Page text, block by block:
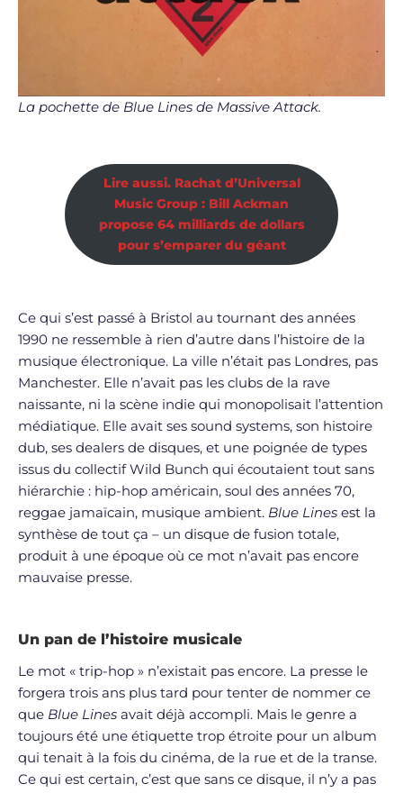
La pochette de Blue Lines de Massive Attack.
Lire aussi. Rachat d’Universal
Music Group : Bill Ackman
propose 64 milliards de dollars
pour s’emparer du géant
Ce qui s’est passé à Bristol au tournant des années
1990 ne ressemble à rien d’autre dans l’histoire de la
musique électronique. La ville n’était pas Londres, pas
Manchester. Elle n’avait pas les clubs de la rave
naissante, ni la scène indie qui monopolisait l’attention
médiatique. Elle avait ses sound systems, son histoire
dub, ses dealers de disques, et une poignée de types
issus du collectif Wild Bunch qui écoutaient tout sans
hiérarchie : hip-hop américain, soul des années 70,
reggae jamaïcain, musique ambient. Blue Lines est la
synthèse de tout ça – un disque de fusion totale,
produit à une époque où ce mot n’avait pas encore
mauvaise presse.
Un pan de l’histoire musicale
Le mot « trip-hop » n’existait pas encore. La presse le
forgera trois ans plus tard pour tenter de nommer ce
que Blue Lines avait déjà accompli. Mais le genre a
toujours été une étiquette trop étroite pour un album
qui tenait à la fois du cinéma, de la rue et de la transe.
Ce qui est certain, c’est que sans ce disque, il n’y a pas